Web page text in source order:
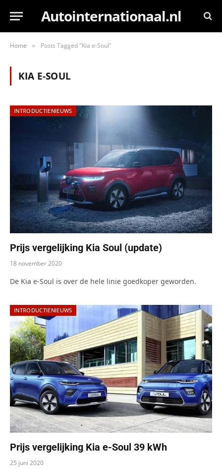
Autointernationaal.nl
Home » Posts Tagged "Kia e-Soul"
KIA E-SOUL
INTRODUCTIENIEUWS
Prijs vergelijking Kia Soul (update)
18 november 2020
De Kia e-Soul is over de hele linie goedkoper geworden.
INTRODUCTIENIEUWS
Prijs vergelijking Kia e-Soul 39 kWh
25 juni 2020